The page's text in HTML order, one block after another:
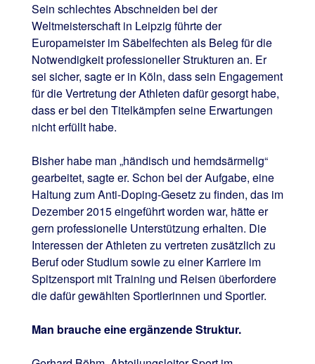
Sein schlechtes Abschneiden bei der
Weltmeisterschaft in Leipzig führte der
Europameister im Säbelfechten als Beleg für die
Notwendigkeit professioneller Strukturen an. Er
sei sicher, sagte er in Köln, dass sein Engagement
für die Vertretung der Athleten dafür gesorgt habe,
dass er bei den Titelkämpfen seine Erwartungen
nicht erfüllt habe.
Bisher habe man „händisch und hemdsärmelig“
gearbeitet, sagte er. Schon bei der Aufgabe, eine
Haltung zum Anti-Doping-Gesetz zu finden, das im
Dezember 2015 eingeführt worden war, hätte er
gern professionelle Unterstützung erhalten. Die
Interessen der Athleten zu vertreten zusätzlich zu
Beruf oder Studium sowie zu einer Karriere im
Spitzensport mit Training und Reisen überfordere
die dafür gewählten Sportlerinnen und Sportler.
Man brauche eine ergänzende Struktur.